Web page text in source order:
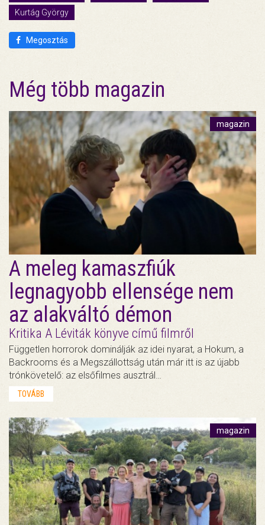
Kurtág György
Megosztás
Még több magazin
magazin
A meleg kamaszfiúk
legnagyobb ellensége nem
az alakváltó démon
Kritika A Léviták könyve című filmről
Független horrorok dominálják az idei nyarat, a Hokum, a
Backrooms és a Megszállottság után már itt is az újabb
trónkövetelő: az elsőfilmes ausztrál…
TOVÁBB
magazin